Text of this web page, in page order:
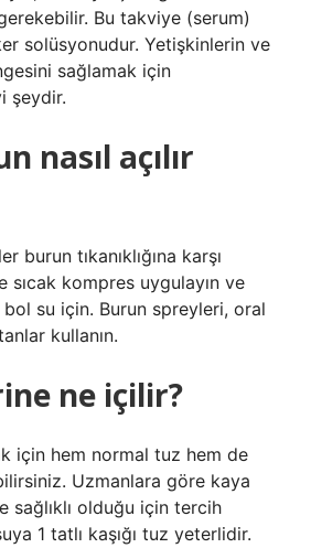
Bu takviye (serum)
solüsyonudur. Yetişkinlerin ve
sağlamak için
şeydir.
nasıl açılır
burun tıkanıklığına karşı
sıcak kompres uygulayın ve
bol su için. Burun spreyleri, oral
kullanın.
ne içilir?
için hem normal tuz hem de
Uzmanlara göre kaya
sağlıklı olduğu için tercih
1 tatlı kaşığı tuz yeterlidir.